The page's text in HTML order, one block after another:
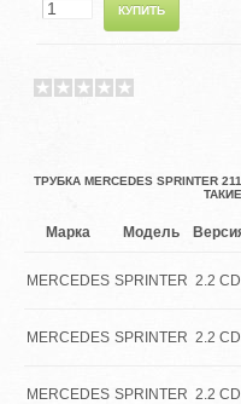
ТРУБКА MERCEDES SPRINTER
Марка Модель
MERCEDES SPRINTER 2.2 CDI
MERCEDES SPRINTER 2.2 CDI
MERCEDES SPRINTER 2.2 CDI